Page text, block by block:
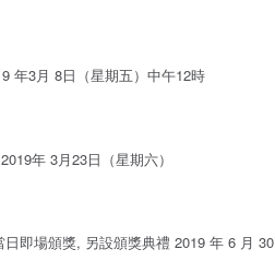
年3月 8日（星期五）中午12時
2019年 3月23日（星期六）
日即場頒獎, 另設頒獎典禮 2019 年 6 月